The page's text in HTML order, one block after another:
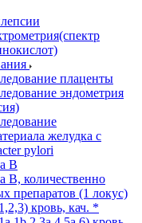
плаценты
эндометрия
желудка с
pylori
B
B, количественно
препаратов (1 локус)
кровь, кач. *